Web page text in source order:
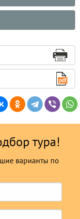
тура!
варианты по